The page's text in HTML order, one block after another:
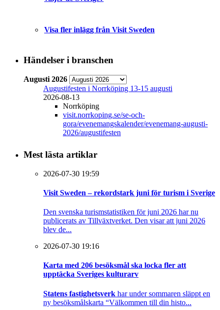
Visa fler inlägg från Visit Sweden
Händelser i branschen
Augusti 2026
Augustifesten i Norrköping 13-15 augusti
2026-08-13
Norrköping
visit.norrkoping.se/se-och-
gora/evenemangskalender/evenemang-augusti-
2026/augustifesten
Mest lästa artiklar
2026-07-30 19:59
Visit Sweden – rekordstark juni för turism i Sverige
Den svenska turismstatistiken för juni 2026 har nu
publicerats av Tillväxtverket. Den visar att juni 2026
blev de...
2026-07-30 19:16
Karta med 206 besöksmål ska locka fler att
upptäcka Sveriges kulturarv
Statens fastighetsverk har under sommaren släppt en
ny besöksmålskarta “Välkommen till din histo...